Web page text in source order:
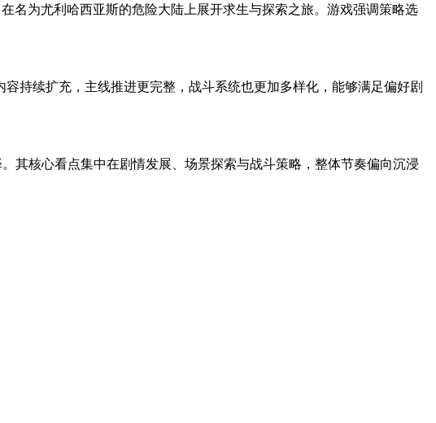
名为尤利哈西亚斯的危险大陆上展开求生与探索之旅。游戏强调策略选
持续扩充，主线推进更完整，战斗系统也更加多样化，能够满足偏好剧
其核心看点集中在剧情发展、场景探索与战斗策略，整体节奏偏向沉浸